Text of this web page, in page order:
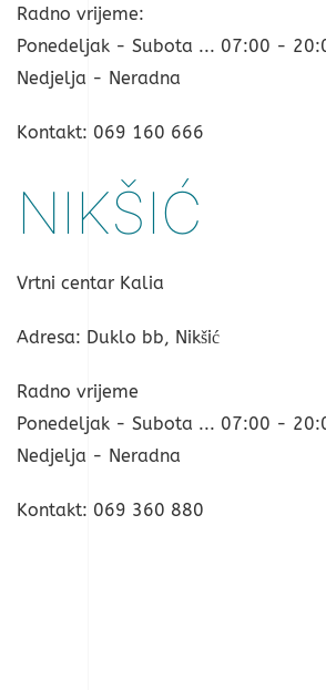
Radno vrijeme:
Ponedeljak - Subota ... 07:00 -
Nedjelja - Neradna
Kontakt: 069 160 666
NIKŠIĆ
Vrtni centar Kalia
Adresa: Duklo bb, Nikšić
Radno vrijeme
Ponedeljak - Subota ... 07:00 -
Nedjelja - Neradna
Kontakt: 069 360 880